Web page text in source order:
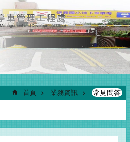
首頁 業務資訊 常見問答